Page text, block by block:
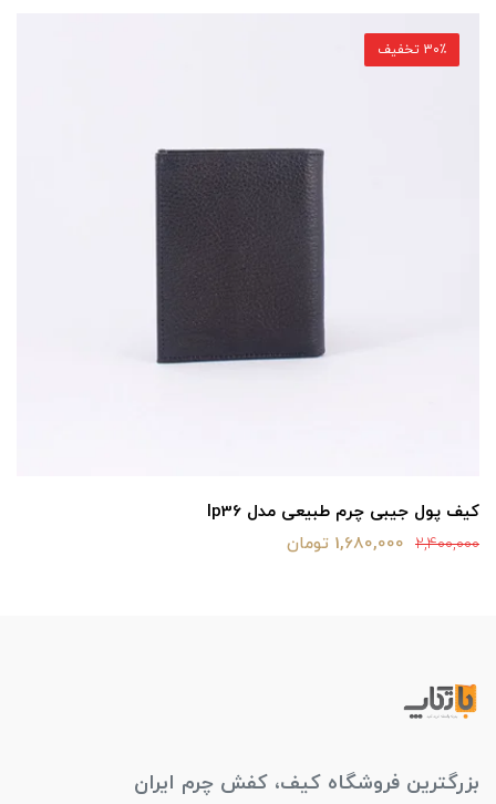
کیف پول جیبی چرم طبیعی مدل lp36
2,400,000 1,680,000 تومان
30٪ تخفیف
بزرگترین فروشگاه کیف، کفش چرم ایران